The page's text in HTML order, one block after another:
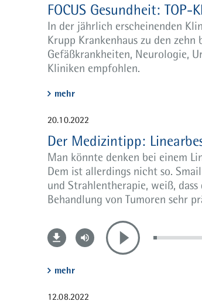
FOCUS Gesundheit: TOP-
In der jährlich erscheinenden
Krupp Krankenhaus zu den zehn
Gefäßkrankheiten, Neurologie,
Kliniken empfohlen.
mehr
20.10.2022
Der Medizintipp:
Man könnte denken bei einem
Dem ist allerdings nicht so.
und Strahlentherapie, weiß,
Behandlung von Tumoren sehr
mehr
12.08.2022